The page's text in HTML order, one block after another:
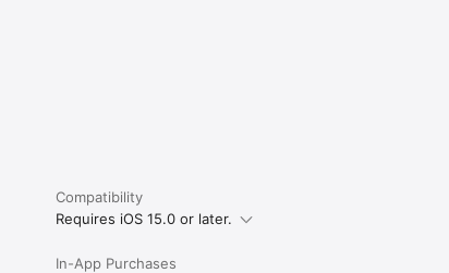
Compatibility
Requires iOS 15.0 or later.
In-App Purchases